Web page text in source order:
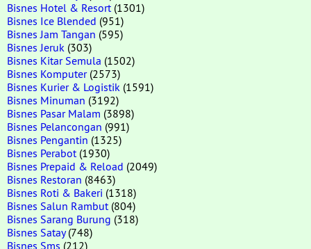
Bisnes Hotel & Resort (1301)
Bisnes Ice Blended (951)
Bisnes Jam Tangan (595)
Bisnes Jeruk (303)
Bisnes Kitar Semula (1502)
Bisnes Komputer(2573)
Bisnes Kurier & Logistik (1591)
Bisnes Minuman (3192)
Bisnes Pasar Malam (3898)
Bisnes Pelancongan (991)
Bisnes Pengantin (1325)
Bisnes Perabot (1930)
Bisnes Prepaid & Reload (2049)
Bisnes Restoran (8463)
Bisnes Roti & Bakeri (1318)
Bisnes Salun Rambut (804)
Bisnes Sarang Burung (318)
Bisnes Satay(748)
Bisnes Sms (212)